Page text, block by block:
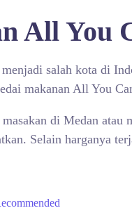
All You
salah kota di
makanan All You
di Medan
Selain harganya